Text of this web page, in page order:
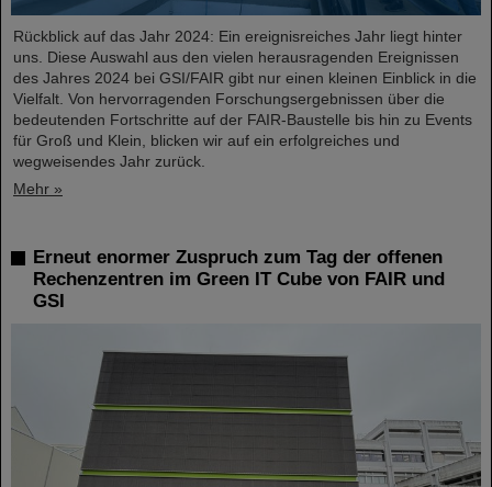
Rückblick auf das Jahr 2024: Ein ereignisreiches Jahr liegt hinter
uns. Diese Auswahl aus den vielen herausragenden Ereignissen
des Jahres 2024 bei GSI/FAIR gibt nur einen kleinen Einblick in die
Vielfalt. Von hervorragenden Forschungsergebnissen über die
bedeutenden Fortschritte auf der FAIR-Baustelle bis hin zu Events
für Groß und Klein, blicken wir auf ein erfolgreiches und
wegweisendes Jahr zurück.
Mehr »
Erneut enormer Zuspruch zum Tag der offenen
Rechenzentren im Green IT Cube von FAIR und
GSI